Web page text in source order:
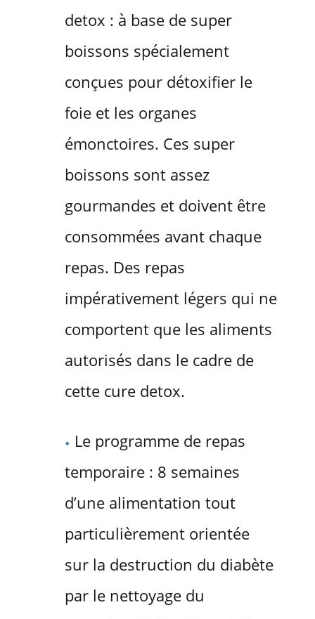
detox : à base de super
boissons spécialement
conçues pour détoxifier le
foie et les organes
émonctoires. Ces super
boissons sont assez
gourmandes et doivent être
consommées avant chaque
repas. Des repas
impérativement légers qui ne
comportent que les aliments
autorisés dans le cadre de
cette cure detox.
Le programme de repas
temporaire : 8 semaines
d’une alimentation tout
particulièrement orientée
sur la destruction du diabète
par le nettoyage du